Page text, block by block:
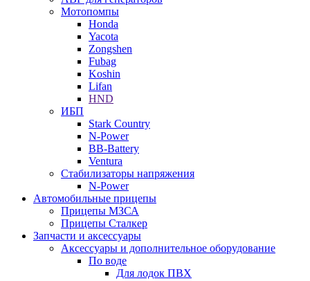
Мотопомпы
Honda
Yacota
Zongshen
Fubag
Koshin
Lifan
HND
ИБП
Stark Country
N-Power
BB-Battery
Ventura
Стабилизаторы напряжения
N-Power
Автомобильные прицепы
Прицепы МЗСА
Прицепы Сталкер
Запчасти и аксессуары
Аксессуары и дополнительное оборудование
По воде
Для лодок ПВХ